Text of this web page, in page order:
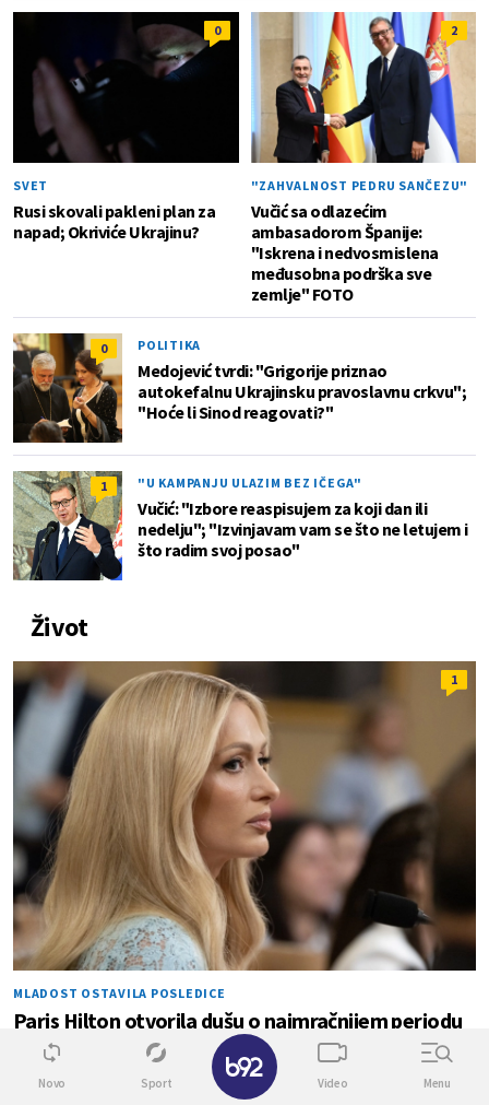
0
SVET
Rusi skovali pakleni plan za
napad; Okriviće Ukrajinu?
2
"ZAHVALNOST PEDRU SANČEZU"
Vučić sa odlazećim
ambasadorom Španije:
"Iskrena i nedvosmislena
međusobna podrška sve
zemlje" FOTO
0 POLITIKA
Medojević tvrdi: "Grigorije priznao
autokefalnu Ukrajinsku pravoslavnu crkvu";
"Hoće li Sinod reagovati?"
1 "U KAMPANJU ULAZIM BEZ IČEGA"
Vučić: "Izbore reaspisujem za koji dan ili
nedelju"; "Izvinjavam vam se što ne letujem i
što radim svoj posao"
Život
1
MLADOST OSTAVILA POSLEDICE
Paris Hilton otvorila dušu o najmračnijem periodu
života: "Slava me je traumatizovala"
Novo Sport Video Menu
✕